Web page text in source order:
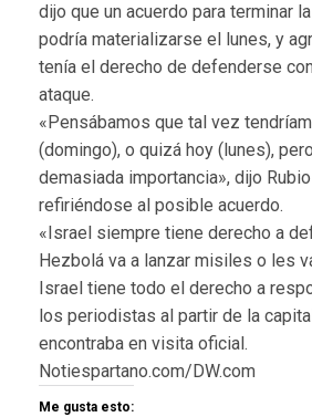
dijo que un acuerdo para terminar
podría materializarse el lunes, y
tenía el derecho de defenderse
ataque.
«Pensábamos que tal vez
(domingo), o quizá hoy (lunes),
demasiada importancia», dijo
refiriéndose al posible acuerdo.
«Israel siempre tiene derecho a
Hezbolá va a lanzar misiles o les
Israel tiene todo el derecho a
los periodistas al partir de la
encontraba en visita oficial.
Notiespartano.com/DW.com
Me gusta esto: